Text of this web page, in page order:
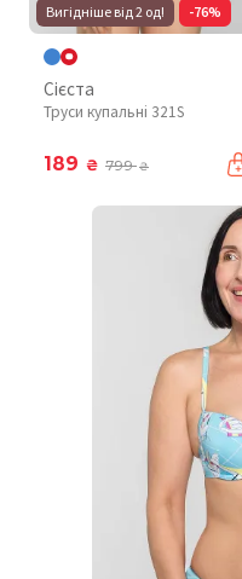
Вигідніше від 2 од! -76%
Сієста
Труси купальні 321S
189 ₴ 799₴